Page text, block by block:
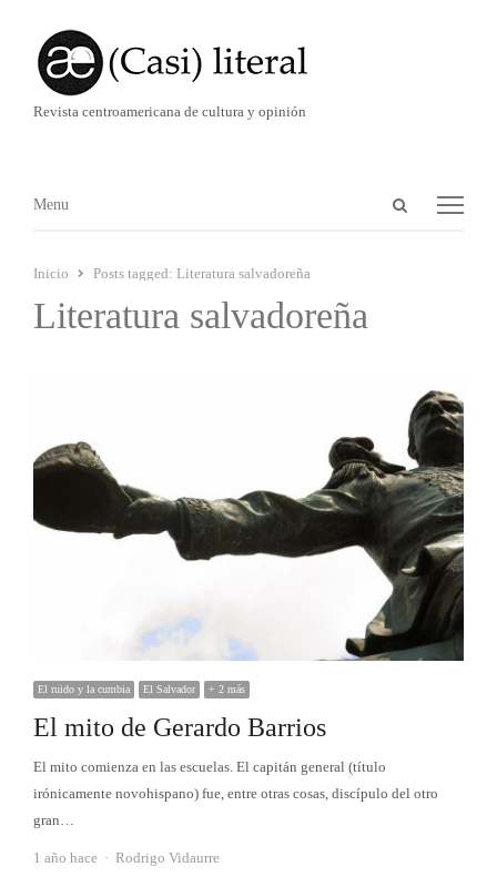
Revista centroamericana de cultura y opinión
Abrir
Menú
Menu
Inicio Posts tagged: Literatura salvadoreña
Literatura salvadoreña
El ruido y la cumbia El Salvador + 2 más
El mito de Gerardo Barrios
El mito comienza en las escuelas. El capitán general (título
irónicamente novohispano) fue, entre otras cosas, discípulo del otro
gran…
1 año hace Autor
Rodrigo Vidaurre